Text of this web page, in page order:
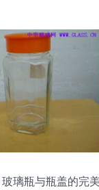
璃瓶与瓶盖的完